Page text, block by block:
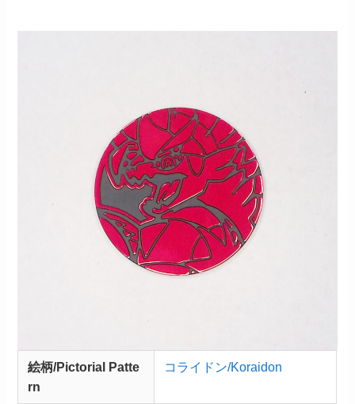
絵柄/Pictorial Patte
rn
コライドン/Koraidon